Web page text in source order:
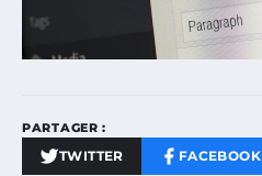
PARTAGER :
TWITTER FACEBOOK